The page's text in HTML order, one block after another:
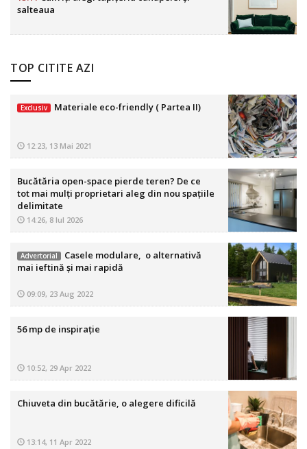
salteaua
TOP CITITE AZI
Exclusiv Materiale eco-friendly ( Partea II)
12:23, 13 Mai 2021
Bucătăria open-space pierde teren? De ce
tot mai mulți proprietari aleg din nou spațiile
delimitate
14:26, 8 Iul 2026
Advertorial
Casele modulare, o alternativă
mai ieftină și mai rapidă
09:09, 23 Aug 2022
56 mp de inspirație
10:52, 29 Apr 2022
Chiuveta din bucătărie, o alegere dificilă
13:14, 11 Apr 2022